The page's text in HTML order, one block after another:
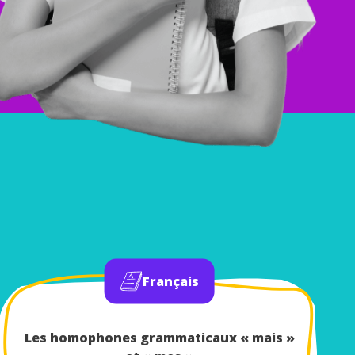
Français
Les homophones grammaticaux « mais »